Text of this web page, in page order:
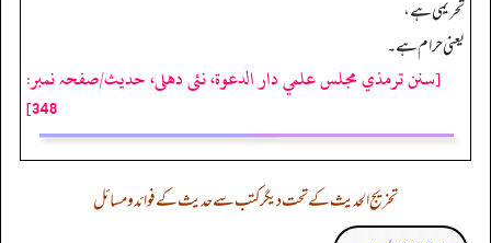
تحریمی ہے،
یعنی حرام ہے۔
[سنن ترمذي مجلس علمي دار الدعوة، نئى دهلى، حدیث/صفحہ نمبر:
348]
تخریج الحدیث کے تحت دیگر کتب سے حدیث کے فوائد و مسائل